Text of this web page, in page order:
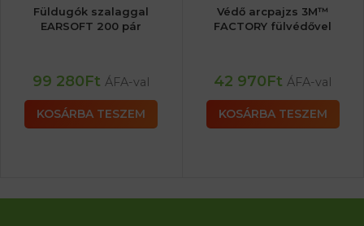
Füldugók szalaggal
EARSOFT 200 pár
99 280Ft ÁFA-val
KOSÁRBA TESZEM
Védő arcpajzs 3M™
FACTORY fülvédővel
42 970Ft ÁFA-val
KOSÁRBA TESZEM